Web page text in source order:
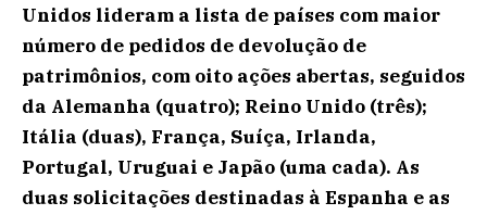
Unidos lideram a lista de países com maior
número de pedidos de devolução de
patrimônios, com oito ações abertas, seguidos
da Alemanha (quatro); Reino Unido (três);
Itália (duas), França, Suíça, Irlanda,
Portugal, Uruguai e Japão (uma cada). As
duas solicitações destinadas à Espanha e as